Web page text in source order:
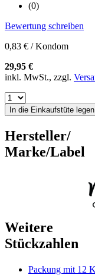
(0)
Bewertung schreiben
0,83 € / Kondom
29,95 €
inkl. MwSt., zzgl.
In die Einkaufstüte legen
Hersteller/
Marke/Label
Weitere
Stückzahlen
Packung mit 12